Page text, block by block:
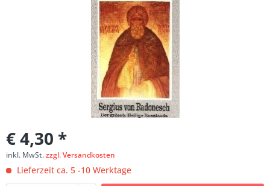
€ 4,30 *
inkl. MwSt.zzgl. Versandkosten
Lieferzeit ca. 5 -10 Werktage